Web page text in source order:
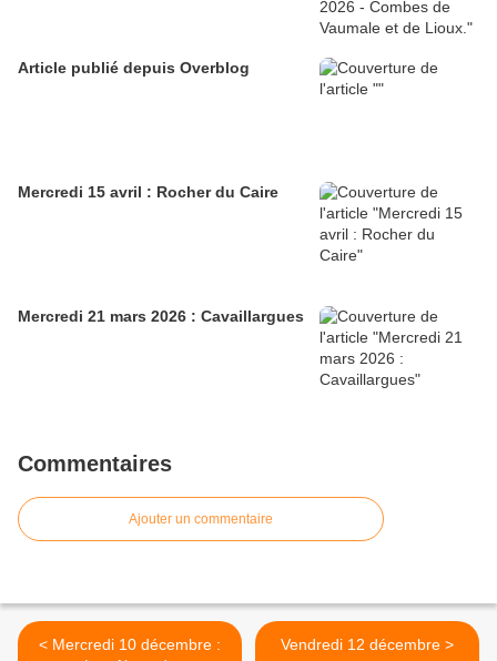
Article publié depuis Overblog
Mercredi 15 avril : Rocher du Caire
Mercredi 21 mars 2026 : Cavaillargues
Commentaires
Ajouter un commentaire
< Mercredi 10 décembre :
Vendredi 12 décembre >